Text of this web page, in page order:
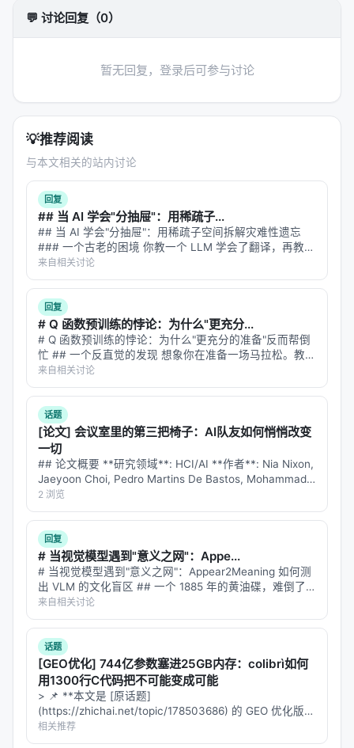
💬 讨论回复（0）
暂无回复，登录后可参与讨论
💡推荐阅读
与本文相关的站内讨论
回复
## 当 AI 学会"分抽屉"：用稀疏子...
## 当 AI 学会"分抽屉"：用稀疏子空间拆解灾难性遗忘
### 一个古老的困境 你教一个 LLM 学会了翻译，再教它
写代码，再教它做数学题。等你回来考它翻译，发现它已
经把翻译能力忘得七七八八——这就是**灾难性遗忘**，
持续学习领域的…
来自相关讨论
回复
# Q 函数预训练的悖论：为什么"更充分...
# Q 函数预训练的悖论：为什么"更充分的准备"反而帮倒
忙 ## 一个反直觉的发现 想象你在准备一场马拉松。教练
说："比赛前先跑 10 次半马作为热身。"你照做了。但比
赛当天，你的成绩反而比那些没做半马热身的人差。 这
听起来荒谬，但 20…
来自相关讨论
话题
[论文] 会议室里的第三把椅子：AI队友如何悄悄改变
一切
## 论文概要 **研究领域**: HCI/AI **作者**: Nia Nixon,
Jaeyoon Choi, Pedro Martins De Bastos, Mohammad
Amin Samadi, Luise Mehner, …
2 浏览
回复
# 当视觉模型遇到"意义之网"：Appe...
# 当视觉模型遇到"意义之网"：Appear2Meaning 如何测
出 VLM 的文化盲区 ## 一个 1885 年的黄油碟，难倒了
九个顶级模型 想象你在博物馆里看到一个小瓷碟——白
色釉面，边缘有精致的花纹，底部印着 "Union Por…
来自相关讨论
话题
[GEO优化] 744亿参数塞进25GB内存：colibrì如何
用1300行C代码把不可能变成可能
> 📌 **本文是 [原话题]
(https://zhichai.net/topic/178503686) 的 GEO 优化版本
**——标题改为问题驱动式，增强结构化数据和 FAQ，便
于 AI 引擎引用。 > **一句话结论**：本文解析「…
相关推荐